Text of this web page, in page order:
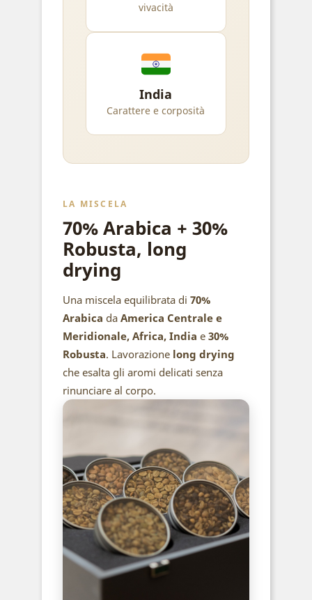
vivacità
India
Carattere e corposità
LA MISCELA
70% Arabica + 30%
Robusta, long
drying
Una miscela equilibrata di 70%
Arabica da America Centrale e
Meridionale, Africa, India e 30%
Robusta. Lavorazione long drying
che esalta gli aromi delicati senza
rinunciare al corpo.